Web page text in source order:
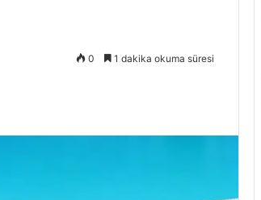
0 1 dakika okuma süresi